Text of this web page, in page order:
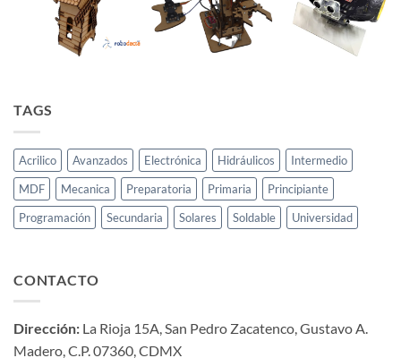
TAGS
Acrilico Avanzados Electrónica Hidráulicos
Intermedio
MDF
Mecanica Preparatoria Primaria
Principiante
Programación
Secundaria Solares Soldable Universidad
CONTACTO
Dirección: La Rioja 15A, San Pedro Zacatenco, Gustavo A.
Madero, C.P. 07360, CDMX